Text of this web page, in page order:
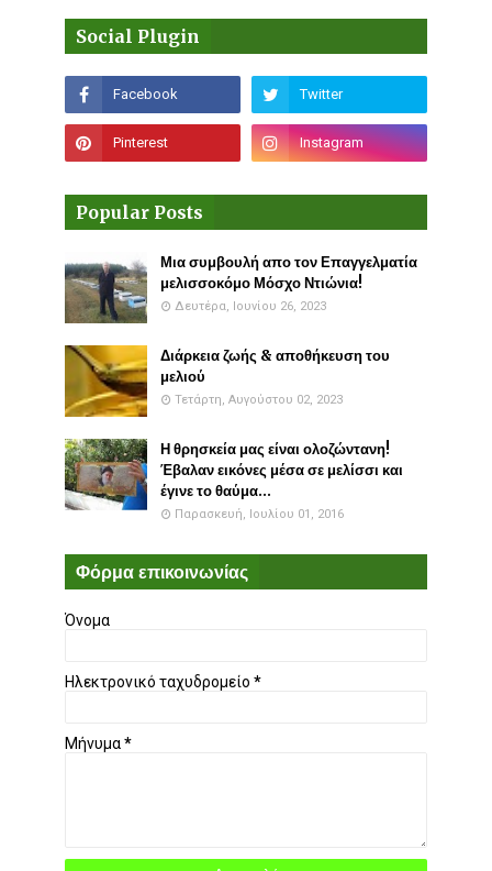
Social Plugin
Popular Posts
Μια συμβουλή απο τον Επαγγελματία
μελισσοκόμο Μόσχο Ντιώνια!
Δευτέρα, Ιουνίου 26, 2023
Διάρκεια ζωής & αποθήκευση του
μελιού
Τετάρτη, Αυγούστου 02, 2023
Η θρησκεία μας είναι ολοζώντανη!
Έβαλαν εικόνες μέσα σε μελίσσι και
έγινε το θαύμα...
Παρασκευή, Ιουλίου 01, 2016
Φόρμα επικοινωνίας
Όνομα
Ηλεκτρονικό ταχυδρομείο *
Μήνυμα*